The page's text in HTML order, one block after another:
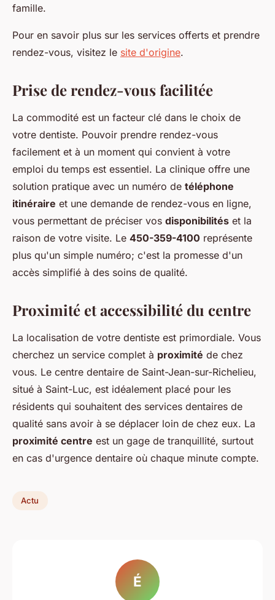
famille.
Pour en savoir plus sur les services offerts et prendre
rendez-vous, visitez le site d'origine.
Prise de rendez-vous facilitée
La commodité est un facteur clé dans le choix de
votre dentiste. Pouvoir prendre rendez-vous
facilement et à un moment qui convient à votre
emploi du temps est essentiel. La clinique offre une
solution pratique avec un numéro de téléphone
itinéraire et une demande de rendez-vous en ligne,
vous permettant de préciser vos disponibilités et la
raison de votre visite. Le 450-359-4100 représente
plus qu'un simple numéro; c'est la promesse d'un
accès simplifié à des soins de qualité.
Proximité et accessibilité du centre
La localisation de votre dentiste est primordiale. Vous
cherchez un service complet à proximité de chez
vous. Le centre dentaire de Saint-Jean-sur-Richelieu,
situé à Saint-Luc, est idéalement placé pour les
résidents qui souhaitent des services dentaires de
qualité sans avoir à se déplacer loin de chez eux. La
proximité centre est un gage de tranquillité, surtout
en cas d'urgence dentaire où chaque minute compte.
Actu
É